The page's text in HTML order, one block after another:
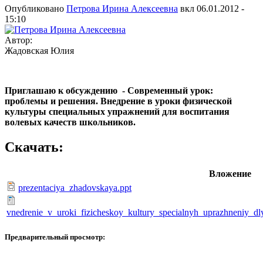
Опубликовано Петрова Ирина Алексеевна вкл 06.01.2012 -
15:10
Автор:
Жадовская Юлия
Приглашаю к обсуждению - Современный урок:
проблемы и решения. Внедрение в уроки физической
культуры специальных упражнений для воспитания
волевых качеств школьников.
Скачать:
Вложение
prezentaciya_zhadovskaya.ppt
Предварительный просмотр: